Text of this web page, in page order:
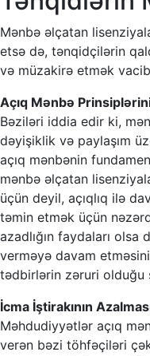
Mənbə əlçatan
etsə də, tənqidçilərin
və müzakirə etmək
Açıq Mənbə
Bəziləri iddia edir ki,
dəyişiklik və paylaşım
açıq mənbənin
mənbə əlçatan
üçün deyil, açıqlıq ilə
təmin etmək üçün
azadlığın faydaları olsa
verməyə davam
tədbirlərin zəruri olduğu
İcma İştirakının
Məhdudiyyətlər açıq
verən bəzi töhfəçiləri